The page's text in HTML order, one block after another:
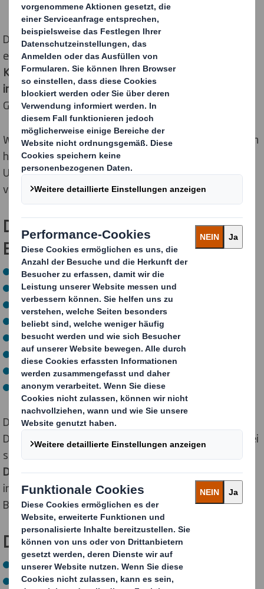
Der bilingualeStudiengangInternational Business
ein vollständigesbetriebswirtschaftliches
Kernstudium,ergänzt um die Besonderheiten des
internationalen Geschäfts, wie z. B. rechtliche
Grundlagen oder spezifische Marketingansätze.
Während DeinerPraxiseinsätze an unseren Standorten
hast Du die Chance, verschiedene
Unternehmensbereiche kennenzulernen und dort
vielseitige Aufgaben zu übernehmen.
Deine möglichen Aufgaben- und
Einsatzgebiete sind unter anderem:
Einkauf
Vertrieb
Marketing
Personal
Finanzen
Controlling
Produktion
Logistik
Du selbst bist maßgeblich daran beteiligt, wie schnell
Du eigenverantwortlich Aufgaben übernehmen und bei
spannenden Projekten mitarbeitest.
Zeige uns, was in
Dir steckt!Gerne unterstützen wir Dich dabei,
interessante Themen für Deine Projekt- und
Bachelorarbeit zu finden.
Dein Profil für den Studiengang:
Abitur oder Fachhochschulreife
Sehr gute Englischkenntnisse